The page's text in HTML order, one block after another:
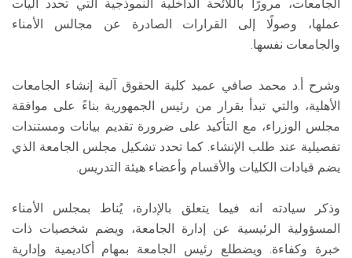
الجامعات، مرورًا باللائحة الداخلية النموذجية التي تحدد آليات
عملها، وصولًا إلى القرارات الصادرة عن مجالس الأمناء
والجامعات نفسها.
وشرح أ.د محمد صافي عميد كلية الحقوق آلية إنشاء الجامعات
الأهلية، والتي تبدأ بقرار من رئيس الجمهورية بناءً على موافقة
مجلس الوزراء، مع التأكيد على ضرورة تقديم بيانات ومستندات
تفصيلية عند طلب الإنشاء. كما تحدد تشكيل مجلس الجامعة الذي
يضم قيادات الكليات والأقسام وأعضاء هيئة التدريس.
وذكر سيادته انه فيما يتعلق بالإدارة، يُناط بمجلس الأمناء
المسؤولية الرئيسية عن إدارة الجامعة، ويضم شخصيات ذات
خبرة وكفاءة. ويضطلع رئيس الجامعة بمهام أكاديمية وإدارية